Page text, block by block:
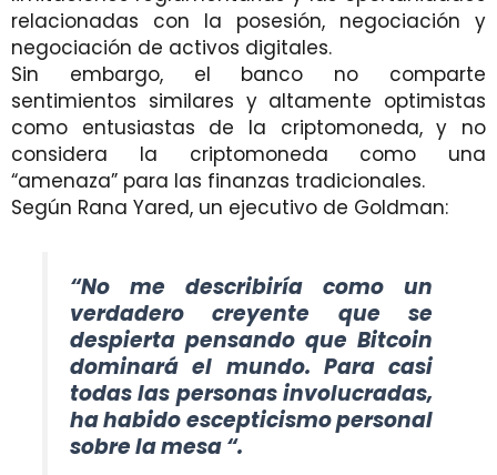
relacionadas con la posesión, negociación y
negociación de activos digitales.
Sin embargo, el banco no comparte
sentimientos similares y altamente optimistas
como entusiastas de la criptomoneda, y no
considera la criptomoneda como una
“amenaza” para las finanzas tradicionales.
Según Rana Yared, un ejecutivo de Goldman:
“No me describiría como un
verdadero creyente que se
despierta pensando que Bitcoin
dominará el mundo. Para casi
todas las personas involucradas,
ha habido escepticismo personal
sobre la mesa “.